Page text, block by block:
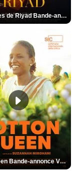
Les Silences de Riyad Bande-annonce VO STFR
Cotton Queen Bande-annonce VO STFR